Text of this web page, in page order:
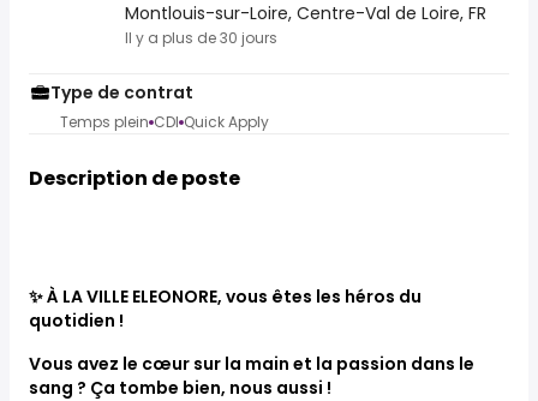
Montlouis-sur-Loire, Centre-Val de Loire, FR
Il y a plus de 30 jours
Type de contrat
Temps plein CDI Quick Apply
Description de poste
✨ À LA VILLE ELEONORE, vous êtes les héros du
quotidien !
Vous avez le cœur sur la main et la passion dans le
sang ? Ça tombe bien, nous aussi !